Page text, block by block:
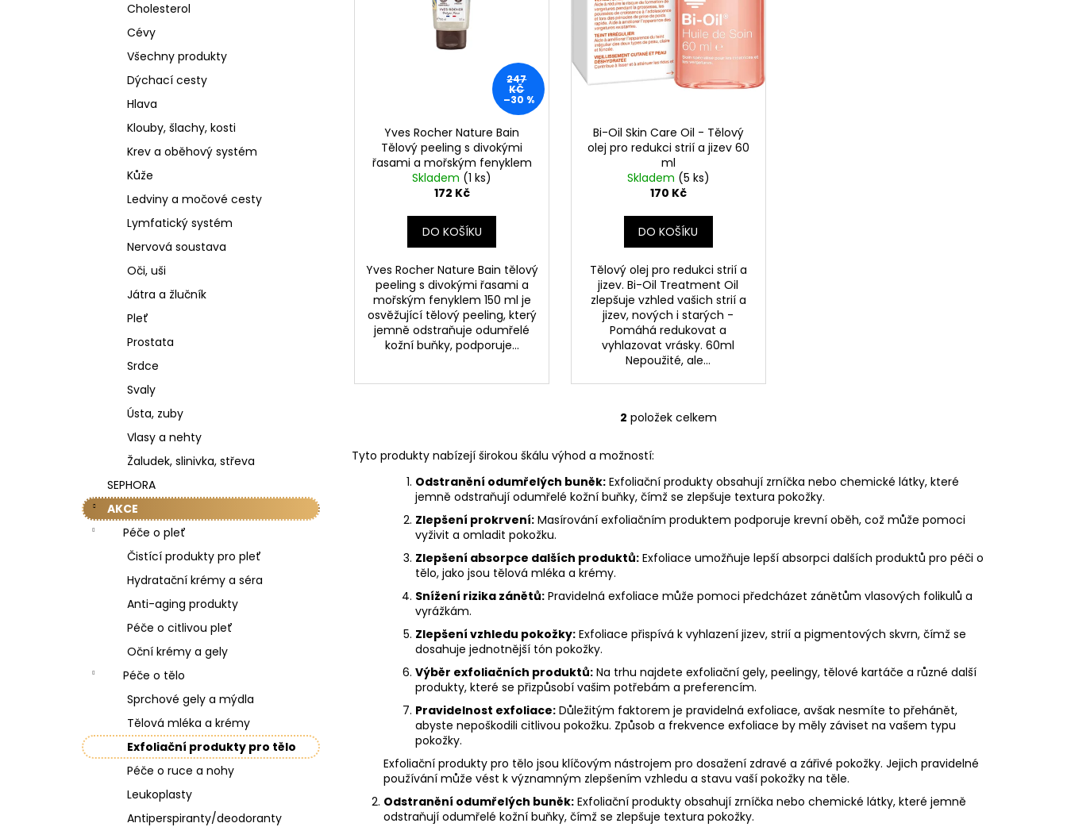
Cholesterol
Cévy
Všechny produkty
Dýchací cesty
Hlava
Klouby, šlachy, kosti
Krev a oběhový systém
Kůže
Ledviny a močové cesty
Lymfatický systém
Nervová soustava
Oči, uši
Játra a žlučník
Pleť
Prostata
Srdce
Svaly
Ústa, zuby
Vlasy a nehty
Žaludek, slinivka, střeva
SEPHORA
AKCE
Péče o pleť
Čistící produkty pro pleť
Hydratační krémy a séra
Anti-aging produkty
Péče o citlivou pleť
Oční krémy a gely
Péče o tělo
Sprchové gely a mýdla
Tělová mléka a krémy
Exfoliační produkty pro tělo
Péče o ruce a nohy
Leukoplasty
Antiperspiranty/deodoranty
247
KČ
–30 %
Yves Rocher Nature Bain
Tělový peeling s divokými
řasami a mořským fenyklem
150 ml
Skladem (1 ks)
172 Kč
DO KOŠÍKU
Yves Rocher Nature Bain tělový
peeling s divokými řasami a
mořským fenyklem 150 ml je
osvěžující tělový peeling, který
jemně odstraňuje odumřelé
kožní buňky, podporuje...
Bi-Oil Skin Care Oil - Tělový
olej pro redukci strií a jizev 60
ml
Skladem (5 ks)
170 Kč
DO KOŠÍKU
Tělový olej pro redukci strií a
jizev. Bi-Oil Treatment Oil
zlepšuje vzhled vašich strií a
jizev, nových i starých -
Pomáhá redukovat a
vyhlazovat vrásky. 60ml
Nepoužité, ale...
O
á
d
a
c
í
p
v
y
ý
p
i
s
2 položek celkem
Tyto produkty nabízejí širokou škálu výhod a možností:
Odstranění odumřelých buněk: Exfoliační produkty obsahují zrníčka nebo chemické látky, které
jemně odstraňují odumřelé kožní buňky, čímž se zlepšuje textura pokožky.
Zlepšení prokrvení: Masírování exfoliačním produktem podporuje krevní oběh, což může pomoci
vyživit a omladit pokožku.
Zlepšení absorpce dalších produktů: Exfoliace umožňuje lepší absorpci dalších produktů pro péči o
tělo, jako jsou tělová mléka a krémy.
Snížení rizika zánětů: Pravidelná exfoliace může pomoci předcházet zánětům vlasových folikulů a
vyrážkám.
Zlepšení vzhledu pokožky: Exfoliace přispívá k vyhlazení jizev, strií a pigmentových skvrn, čímž se
dosahuje jednotnější tón pokožky.
Výběr exfoliačních produktů: Na trhu najdete exfoliační gely, peelingy, tělové kartáče a různé další
produkty, které se přizpůsobí vašim potřebám a preferencím.
Pravidelnost exfoliace: Důležitým faktorem je pravidelná exfoliace, avšak nesmíte to přehánět,
abyste nepoškodili citlivou pokožku. Způsob a frekvence exfoliace by měly záviset na vašem typu
pokožky.
Exfoliační produkty pro tělo jsou klíčovým nástrojem pro dosažení zdravé a zářivé pokožky. Jejich pravidelné
používání může vést k významným zlepšením vzhledu a stavu vaší pokožky na těle.
Odstranění odumřelých buněk: Exfoliační produkty obsahují zrníčka nebo chemické látky, které jemně
odstraňují odumřelé kožní buňky, čímž se zlepšuje textura pokožky.